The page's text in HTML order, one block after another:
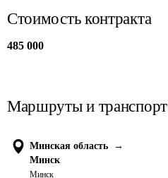
Стоимость контракта
485 000
Маршруты и транспорт
Минская область
→
Минск
Минск